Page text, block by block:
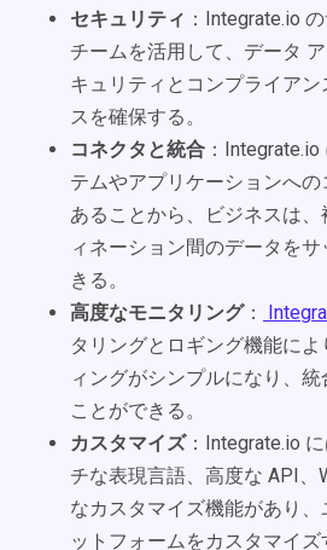
セキュリティ ：Integrate.io
チームを活用して、データ
キュリティとコンプライア
スを確保する。
コネクタと統合 ：
テムやアプリケーションへ
あることから、ビジネスは
ィネーション間のデータを
きる。
高度なモニタリング：
タリングとロギング機能に
ィングがシンプルになり、
ことができる。
カスタマイズ：Integrate.io
チな表現言語、高度な API、
なカスタマイズ機能があり
ットフォームをカスタマイズ